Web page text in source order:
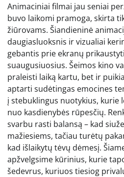
Animaciniai filmai jau seniai
buvo laikomi pramoga, skirta
žiūrovams. Šiandieninė
daugiasluoksnis ir vizualiai
gebantis prie ekranų
suaugusiuosius. Šeimos kino
praleisti laiką kartu, bet ir
aptarti sudėtingas emocines
į stebuklingus nuotykius, kurie
nuo kasdienybės rūpesčių.
svarbu rasti balansą – kad
mažiesiems, tačiau turėtų
kad išlaikytų tėvų dėmesį.
apžvelgsime kūrinius, kurie
šedevrus, kuriuos tiesiog